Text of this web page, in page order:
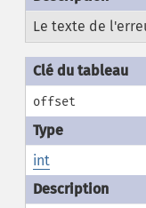
Le texte de
offset
int